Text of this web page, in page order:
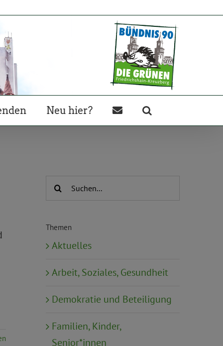
Neu hier?
Suche
Themen
Aktuelles
Arbeit, Soziales, Gesundheit
Demokratie und Beteiligung
Familien, Kinder,
Senior*innen